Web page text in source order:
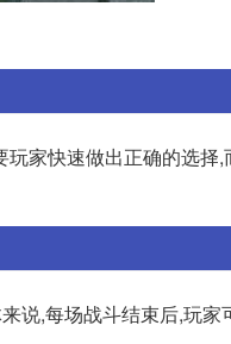
家快速做出正确的选择
说,每场战斗结束后,玩